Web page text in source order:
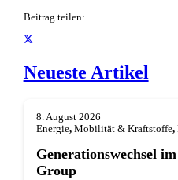
Beitrag teilen:
Neueste Artikel
8. August 2026
Energie, Mobilität & Kraftstoffe,
Generationswechsel
Group